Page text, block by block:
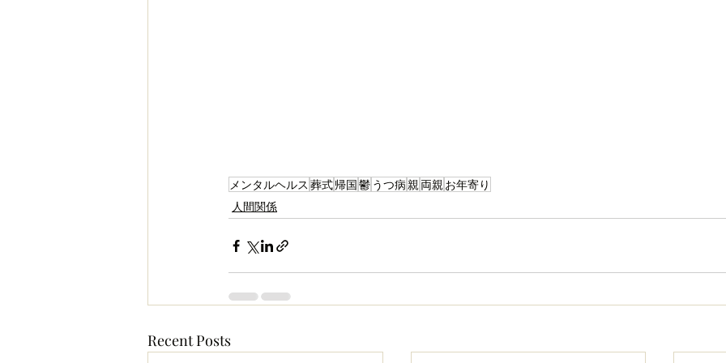
メンタルヘルス 葬式帰国鬱 うつ病親両親お年寄り
人間関係
Recent Posts